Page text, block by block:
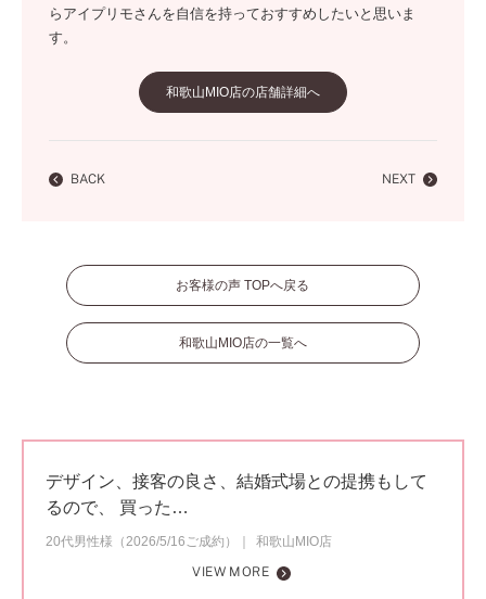
らアイプリモさんを自信を持っておすすめしたいと思いま
す。
和歌山MIO店の店舗詳細へ
BACK NEXT
お客様の声 TOPへ戻る
和歌山MIO店の一覧へ
デザイン、接客の良さ、結婚式場との提携もして
るので、 買った…
20代男性様（2026/5/16ご成約）
和歌山MIO店
VIEW MORE